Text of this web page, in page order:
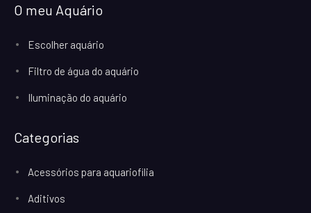
O meu Aquário
Escolher aquário
Filtro de água do aquário
Iluminação do aquário
Categorias
Acessórios para aquariofilia
Aditivos